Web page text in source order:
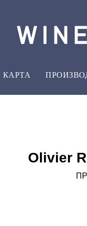
КАРТА
Olivier